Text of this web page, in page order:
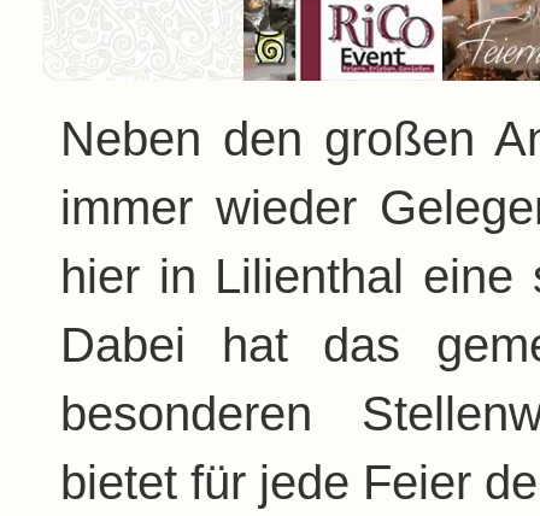
Neben den großen
immer wieder
hier in Lilienthal eine
Dabei hat das
besonderen
bietet für jede Feier